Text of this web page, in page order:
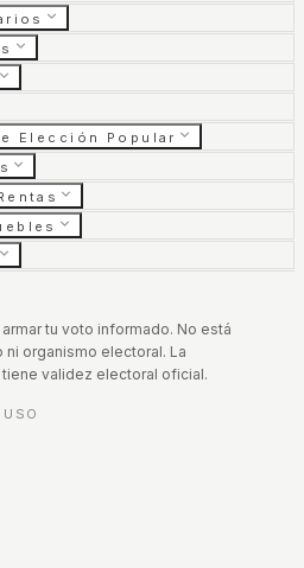
Elección Popular
tu voto informado. No está
organismo electoral. La
validez electoral oficial.